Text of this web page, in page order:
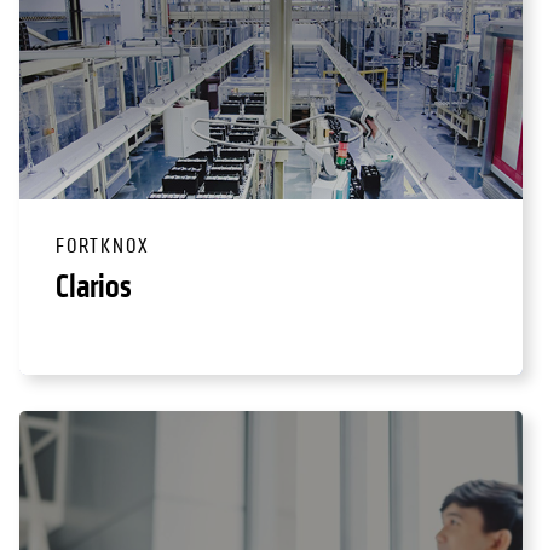
FORTKNOX
Clarios